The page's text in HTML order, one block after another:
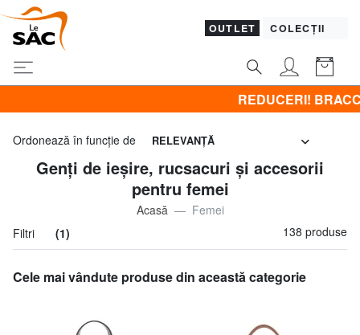
OUTLET COLECȚII
REDUCERI! BRACCIALINI la - 50% | - 60%
Ordonează în funcţie de RELEVANŢĂ
Genți de ieșire, rucsacuri și accesorii
pentru femei
Acasă
Femei
Filtri
(1) 138 produse
Cele mai vândute produse din această categorie